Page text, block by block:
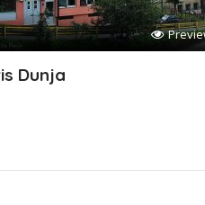
Dunja